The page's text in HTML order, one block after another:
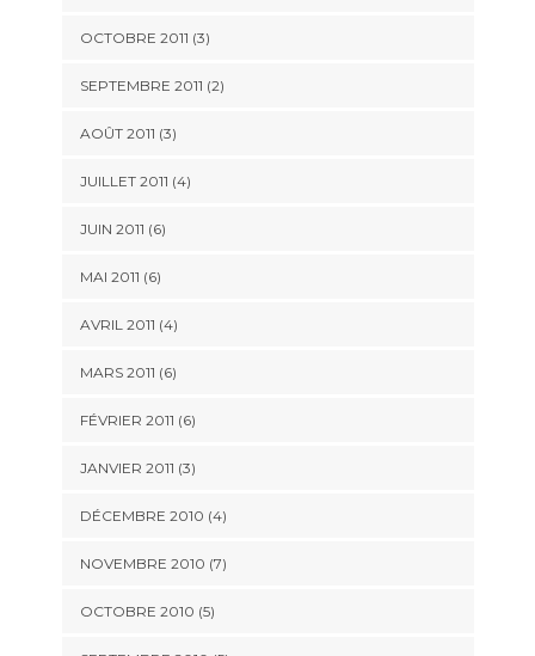
OCTOBRE 2011 (3)
SEPTEMBRE 2011 (2)
AOÛT 2011 (3)
JUILLET 2011 (4)
JUIN 2011 (6)
MAI 2011 (6)
AVRIL 2011 (4)
MARS 2011 (6)
FÉVRIER 2011 (6)
JANVIER 2011 (3)
DÉCEMBRE 2010 (4)
NOVEMBRE 2010 (7)
OCTOBRE 2010 (5)